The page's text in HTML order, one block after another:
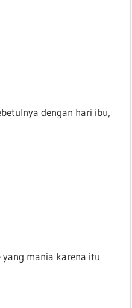
dengan hari ibu,
mania karena itu